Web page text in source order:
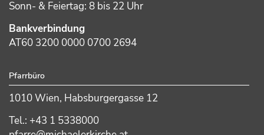
Sonn- & Feiertag: 8 bis 22 Uhr
Bankverbindung
AT60 3200 0000 0700 2694
Pfarrbüro
1010 Wien, Habsburgergasse 12
Tel.: +43 1 5338000